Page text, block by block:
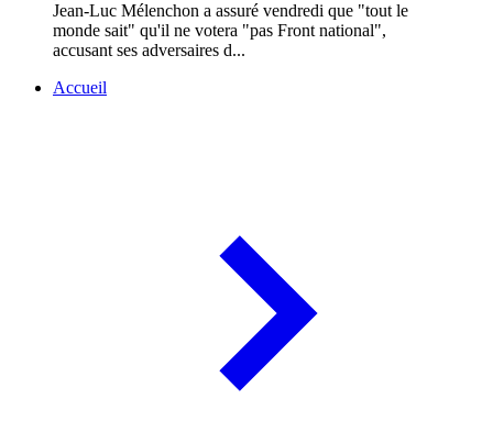
Jean-Luc Mélenchon a assuré vendredi que "tout le
monde sait" qu'il ne votera "pas Front national",
accusant ses adversaires d...
Accueil